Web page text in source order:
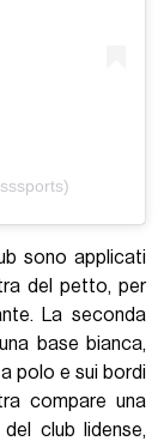
sono applicati
del petto, per
La seconda
base bianca,
polo e sui bordi
compare una
club lidense,